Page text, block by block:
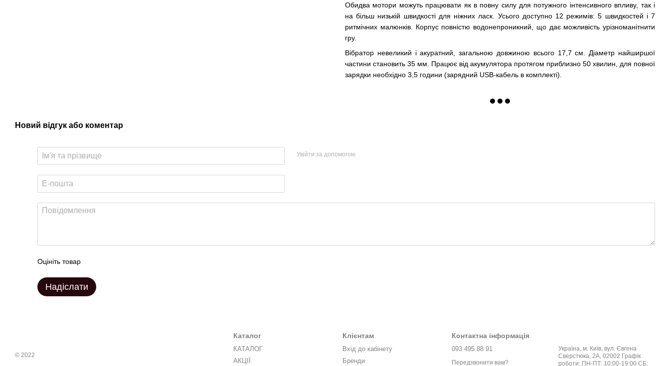
Обидва мотори можуть працювати як в повну силу для потужного інтенсивного впливу, так і
на більш низькій швидкості для ніжних ласк. Усього доступно 12 режимів: 5 швидкостей і 7
ритмічних малюнків. Корпус повністю водонепроникний, що дає можливість урізноманітнити
гру.
Вібратор невеликий і акуратний, загальною довжиною всього 17,7 см. Діаметр найширшої
частини становить 35 мм. Працює від акумулятора протягом приблизно 50 хвилин, для повної
зарядки необхідно 3,5 години (зарядний USB-кабель в комплекті).
Новий відгук або коментар
Увійти за допомогою
Оцініть товар
Надіслати
© 2022
Каталог
КАТАЛОГ
АКЦІЇ
Клієнтам
Вхід до кабінету
Бренди
Контактна інформація
093 495 88 91
Передзвонити вам?
Україна, м. Київ, вул. Євгена
Сверстюка, 2А, 02002 Графік
роботи: ПН-ПТ: 10:00-19:00 СБ: